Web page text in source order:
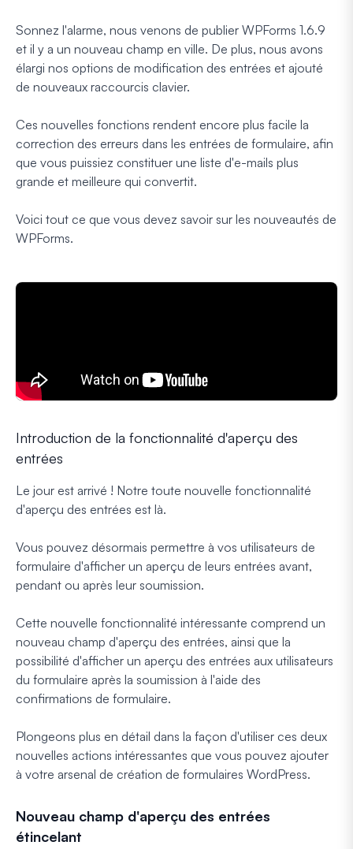
Sonnez l'alarme, nous venons de publier WPForms 1.6.9
et il y a un nouveau champ en ville. De plus, nous avons
élargi nos options de modification des entrées et ajouté
de nouveaux raccourcis clavier.
Ces nouvelles fonctions rendent encore plus facile la
correction des erreurs dans les entrées de formulaire, afin
que vous puissiez constituer une liste d'e-mails plus
grande et meilleure qui convertit.
Voici tout ce que vous devez savoir sur les nouveautés de
WPForms.
Introduction de la fonctionnalité d'aperçu des
entrées
Le jour est arrivé ! Notre toute nouvelle fonctionnalité
d'aperçu des entrées est là.
Vous pouvez désormais permettre à vos utilisateurs de
formulaire d'afficher un aperçu de leurs entrées avant,
pendant ou après leur soumission.
Cette nouvelle fonctionnalité intéressante comprend un
nouveau champ d'aperçu des entrées, ainsi que la
possibilité d'afficher un aperçu des entrées aux utilisateurs
du formulaire après la soumission à l'aide des
confirmations de formulaire.
Plongeons plus en détail dans la façon d'utiliser ces deux
nouvelles actions intéressantes que vous pouvez ajouter
à votre arsenal de création de formulaires WordPress.
Nouveau champ d'aperçu des entrées
étincelant